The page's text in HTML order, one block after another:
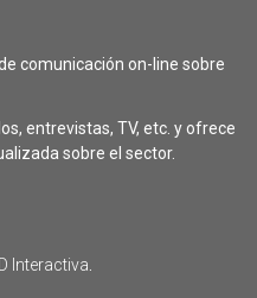
comunicación on-line sobre
entrevistas, TV, etc. y ofrece
sobre el sector.
Interactiva